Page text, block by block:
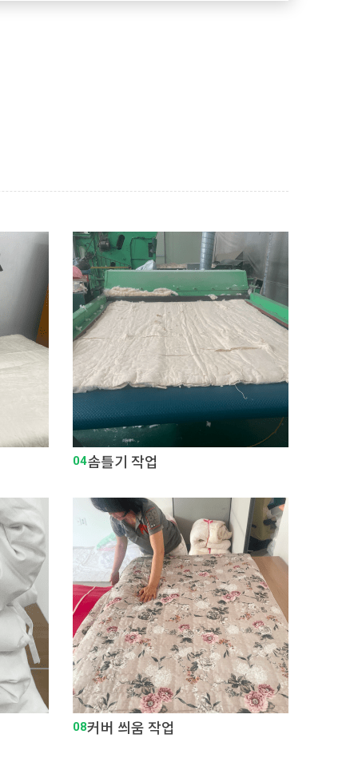
04솜틀기 작업
08커버 씌움 작업